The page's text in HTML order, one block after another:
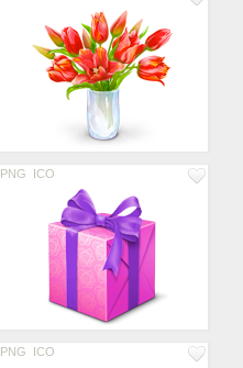
PNG ICO
PNG ICO